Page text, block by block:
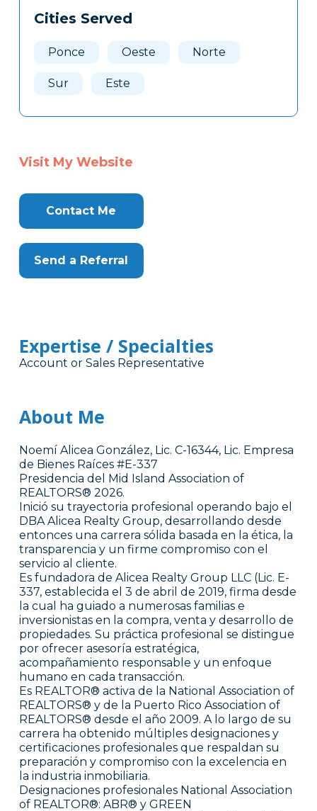
Clone
Cities Served
Ponce Oeste Norte
Sur Este
Visit My Website
Contact Me
Send a Referral
Expertise / Specialties
Account or Sales Representative
About Me
Noemí Alicea González, Lic. C-16344, Lic. Empresa
de Bienes Raíces #E-337
Presidencia del Mid Island Association of
REALTORS® 2026.
Inició su trayectoria profesional operando bajo el
DBA Alicea Realty Group, desarrollando desde
entonces una carrera sólida basada en la ética, la
transparencia y un firme compromiso con el
servicio al cliente.
Es fundadora de Alicea Realty Group LLC (Lic. E-
337, establecida el 3 de abril de 2019, firma desde
la cual ha guiado a numerosas familias e
inversionistas en la compra, venta y desarrollo de
propiedades. Su práctica profesional se distingue
por ofrecer asesoría estratégica,
acompañamiento responsable y un enfoque
humano en cada transacción.
Es REALTOR® activa de la National Association of
REALTORS® y de la Puerto Rico Association of
REALTORS® desde el año 2009. A lo largo de su
carrera ha obtenido múltiples designaciones y
certificaciones profesionales que respaldan su
preparación y compromiso con la excelencia en
la industria inmobiliaria.
Designaciones profesionales National Association
of REALTOR®: ABR® y GREEN